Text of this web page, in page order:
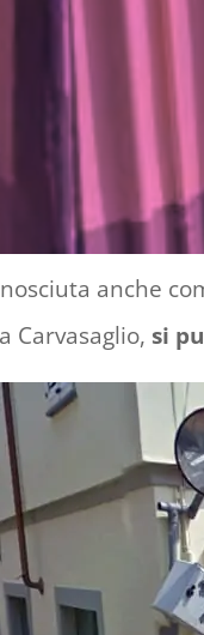
anche
Carvasaglio, si